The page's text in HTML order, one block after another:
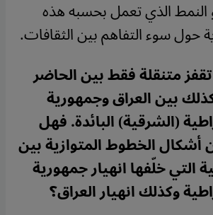
الذي تعمل بحسبه هذه
حول سوء التفاهم بين الثقافات.
متنقلة فقط بين الحاضر
بين العراق وجمهورية
(الشرقية) البائدة. فهل
الخطوط المتوازية بين
التي خلّفها انهيار جمهورية
وكذلك انهيار العراق؟